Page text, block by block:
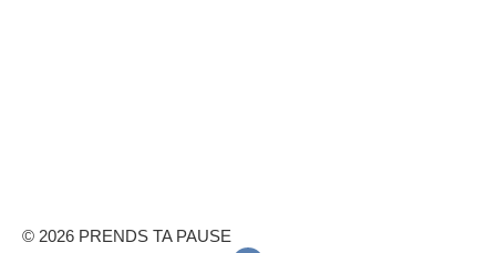
© 2026 PRENDS TA PAUSE